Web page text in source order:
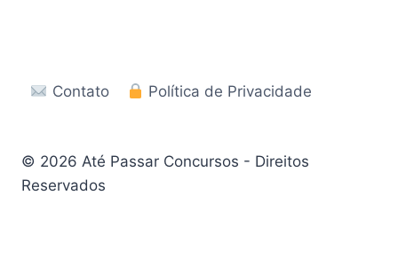
Contato Política de Privacidade
© 2026 Até Passar Concursos - Direitos
Reservados